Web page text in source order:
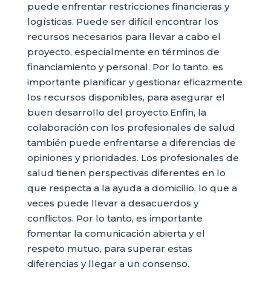
puede enfrentar restricciones financieras y
logísticas. Puede ser difícil encontrar los
recursos necesarios para llevar a cabo el
proyecto, especialmente en términos de
financiamiento y personal. Por lo tanto, es
importante planificar y gestionar eficazmente
los recursos disponibles, para asegurar el
buen desarrollo del proyecto.Enfin, la
colaboración con los profesionales de salud
también puede enfrentarse a diferencias de
opiniones y prioridades. Los profesionales de
salud tienen perspectivas diferentes en lo
que respecta a la ayuda a domicilio, lo que a
veces puede llevar a desacuerdos y
conflictos. Por lo tanto, es importante
fomentar la comunicación abierta y el
respeto mutuo, para superar estas
diferencias y llegar a un consenso.